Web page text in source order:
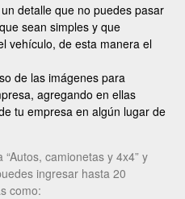
detalle que no puedes pasar
sean simples y que
vehículo, de esta manera el
de las imágenes para
agregando en ellas
tu empresa en algún lugar de
camionetas y 4x4” y
ingresar hasta 20
como: